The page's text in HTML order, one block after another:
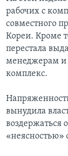
рабочих с
совместного
Кореи. Кроме
перестала
менеджерам и
комплекс.
вынудила
воздержаться
«неясностью»